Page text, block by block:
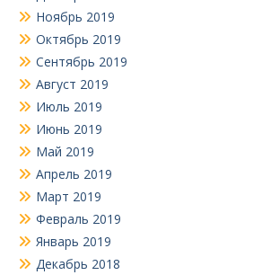
Ноябрь 2019
Октябрь 2019
Сентябрь 2019
Август 2019
Июль 2019
Июнь 2019
Май 2019
Апрель 2019
Март 2019
Февраль 2019
Январь 2019
Декабрь 2018